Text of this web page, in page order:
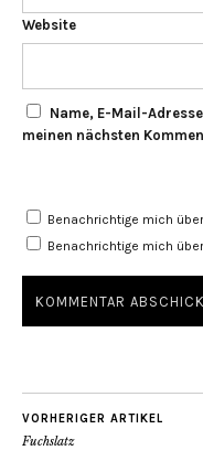
Website
Name, E-Mail-
meinen nächsten
Benachrichtige mich
Benachrichtige mich
VORHERIGER ARTIKEL
Fuchslatz